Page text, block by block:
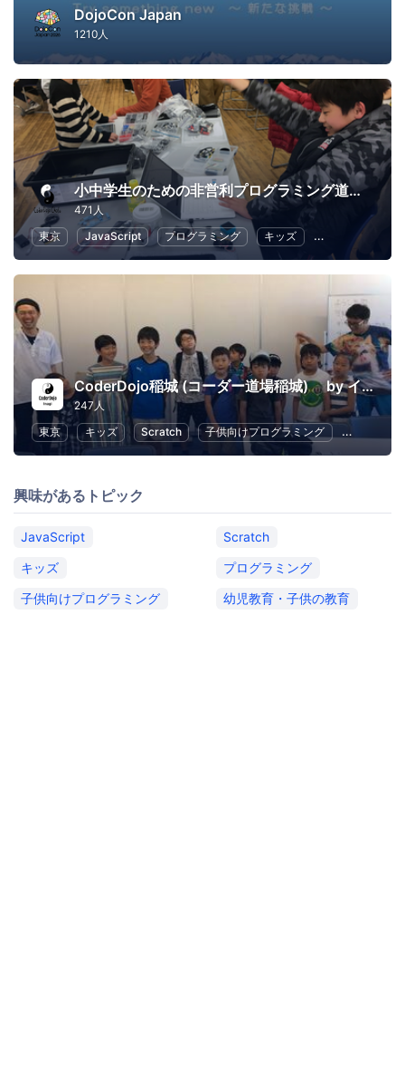
DojoCon Japan
1210人
小中学生のための非営利プログラミング道場「CoderDojo 調布」
471人
東京
JavaScript プログラミング キッズ Scratch
CoderDojo稲城 (コーダー道場稲城) by イナギテック
247人
東京
キッズ Scratch 子供向けプログラミング 幼児教育
興味があるトピック
JavaScript
Scratch
キッズ
プログラミング
子供向けプログラミング
幼児教育・子供の教育